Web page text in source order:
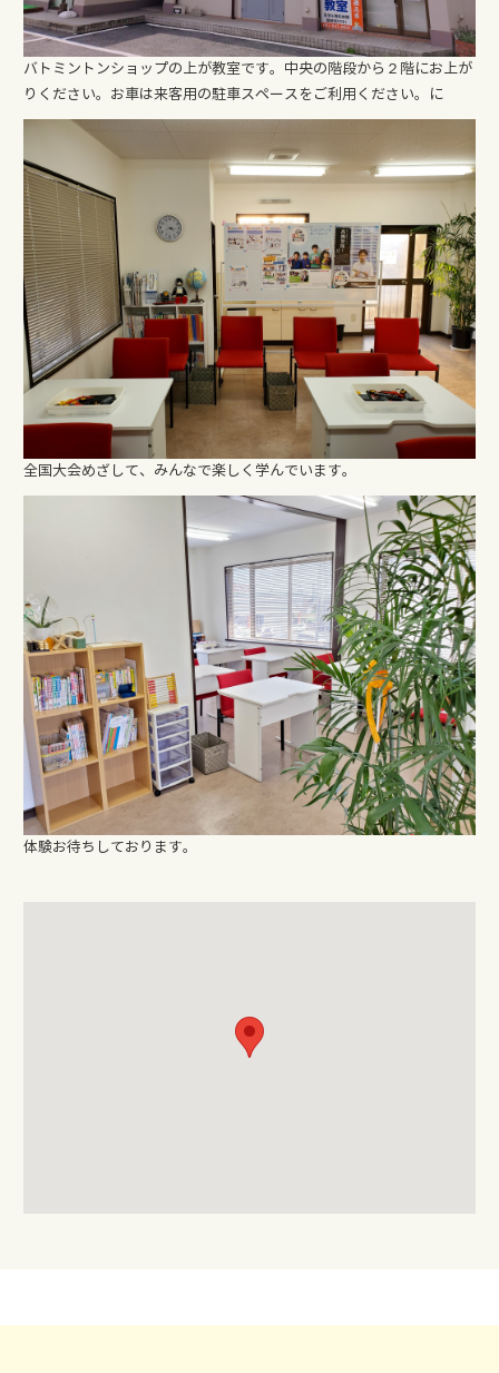
バトミントンショップの上が教室です。中央の階段から２階にお上が
りください。お車は来客用の駐車スペースをご利用ください。に
全国大会めざして、みんなで楽しく学んでいます。
体験お待ちしております。